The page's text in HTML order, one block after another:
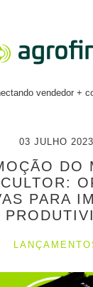
vendedor +
03 JULHO 2023
DO
PARA